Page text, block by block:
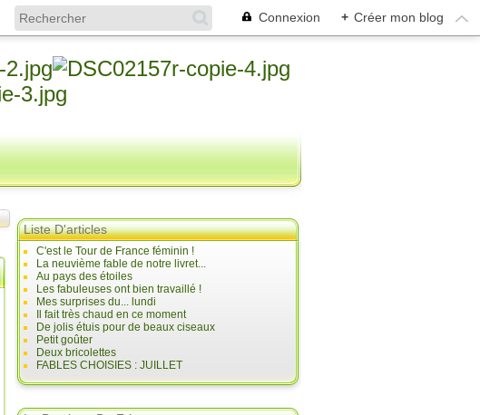
Connexion + Créer mon blog
Liste D'articles
C'est le Tour de France féminin !
La neuvième fable de notre livret...
Au pays des étoiles
Les fabuleuses ont bien travaillé !
Mes surprises du... lundi
Il fait très chaud en ce moment
De jolis étuis pour de beaux ciseaux
Petit goûter
Deux bricolettes
FABLES CHOISIES : JUILLET